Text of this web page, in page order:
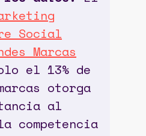
Social
Marcas
el 13% de
otorga
al
competencia